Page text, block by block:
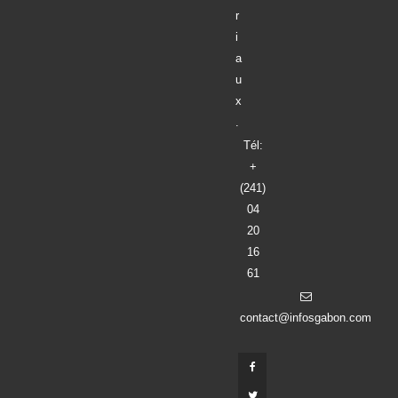
o
r
i
a
u
Tél:
+
(241)
04
20
16